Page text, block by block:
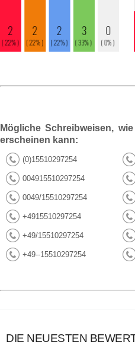
Mögliche Schreibweisen,
erscheinen kann:
(0)15510297254
004915510297254
0049/15510297254
+4915510297254
+49/15510297254
+49--15510297254
DIE NEUESTEN